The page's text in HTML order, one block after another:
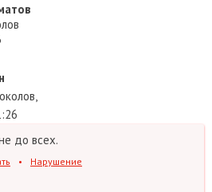
до всех.
• Нарушение